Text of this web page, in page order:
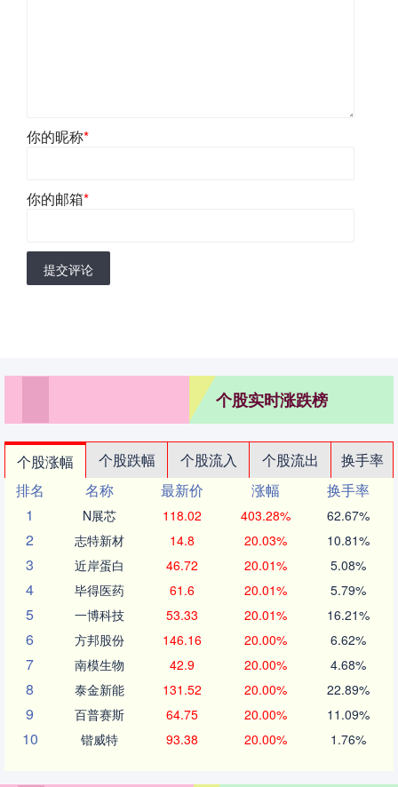
你的昵称*
你的邮箱*
提交评论
个股实时涨跌榜
个股涨幅 个股跌幅 个股流入 个股流出
换手率
排名
名称 最新价 涨幅
换手率
1
N展芯 118.02 403.28% 62.67%
2 志特新材 14.8 20.03% 10.81%
3 近岸蛋白 46.72 20.01% 5.08%
4 毕得医药 61.6 20.01% 5.79%
5 一博科技 53.33 20.01% 16.21%
6 方邦股份 146.16 20.00% 6.62%
7 南模生物 42.9 20.00% 4.68%
8 泰金新能 131.52 20.00% 22.89%
9 百普赛斯 64.75 20.00% 11.09%
10 锴威特 93.38 20.00% 1.76%